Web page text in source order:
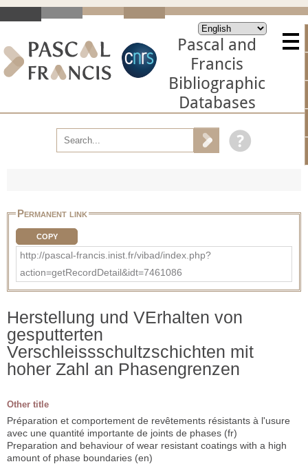
Pascal and
Francis
Bibliographic
Databases
Permanent link
COPY
http://pascal-francis.inist.fr/vibad/index.php?
action=getRecordDetail&idt=7461086
Herstellung und VErhalten von
gesputterten
Verschleissschultzschichten mit
hoher Zahl an Phasengrenzen
Other title
Préparation et comportement de revêtements résistants à l'usure
avec une quantité importante de joints de phases (fr)
Preparation and behaviour of wear resistant coatings with a high
amount of phase boundaries (en)